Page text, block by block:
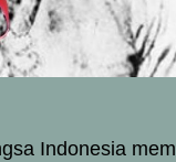
Indonesia